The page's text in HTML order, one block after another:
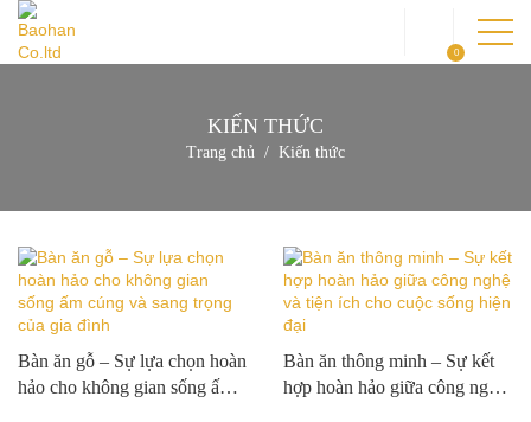
GIỚI THIỆU
SẢN PHẨM
DỰ ÁN
KIẾN THỨC
0
KIẾN THỨC
Trang chủ Kiến thức
Bàn ăn gỗ – Sự lựa chọn hoàn
hảo cho không gian sống ấm
Bàn ăn thông minh – Sự kết
hợp hoàn hảo giữa công nghệ